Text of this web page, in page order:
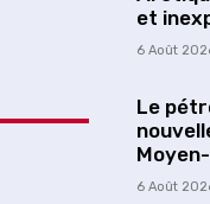
et
6 Août
Le
6 Août